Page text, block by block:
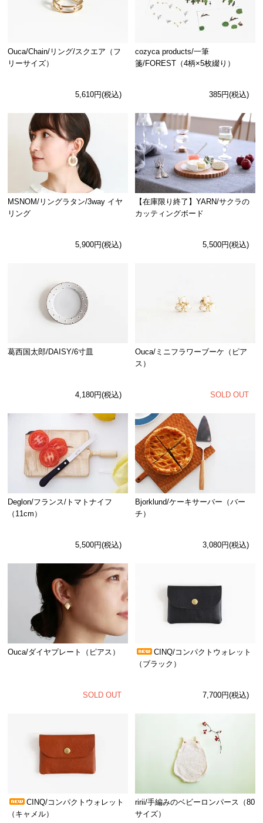
Ouca/Chain/リング/スクエア（フ
リーサイズ）
5,610円(税込)
cozyca products/一筆
箋/FOREST（4柄×5枚綴り）
385円(税込)
MSNOM/リングラタン/3way イヤ
リング
5,900円(税込)
【在庫限り終了】YARN/サクラの
カッティングボード
5,500円(税込)
葛西国太郎/DAISY/6寸皿
4,180円(税込)
Ouca/ミニフラワーブーケ（ピア
ス）
SOLD OUT
Deglon/フランス/トマトナイフ
（11cm）
5,500円(税込)
Bjorklund/ケーキサーバー（バー
チ）
3,080円(税込)
Ouca/ダイヤプレート（ピアス）
SOLD OUT
CINQ/コンパクトウォレット
（ブラック）
7,700円(税込)
CINQ/コンパクトウォレット
（キャメル）
ririi/手編みのベビーロンパース（80
サイズ）